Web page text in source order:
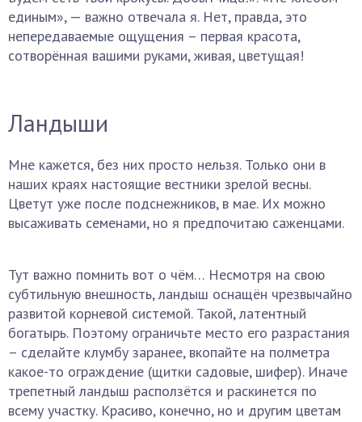
единым», — важно отвечала я. Нет, правда, это
непередаваемые ощущения – первая красота,
сотворённая вашими руками, живая, цветущая!
Ландыши
Мне кажется, без них просто нельзя. Только они в
наших краях настоящие вестники зрелой весны.
Цветут уже после подснежников, в мае. Их можно
высаживать семенами, но я предпочитаю саженцами.
Тут важно помнить вот о чём… Несмотря на свою
субтильную внешность, ландыш оснащён чрезвычайно
развитой корневой системой. Такой, латентный
богатырь. Поэтому ограничьте место его разрастания
– сделайте клумбу заранее, вкопайте на полметра
какое-то ограждение (щитки садовые, шифер). Иначе
трепетный ландыш расползётся и раскинется по
всему участку. Красиво, конечно, но и другим цветам